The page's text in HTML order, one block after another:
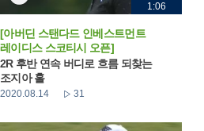
1:06
[아버딘 스탠다드 인베스트먼트
레이디스 스코티시 오픈]
2R 후반 연속 버디로 흐름 되찾는
조지아 홀
2020.08.14 31